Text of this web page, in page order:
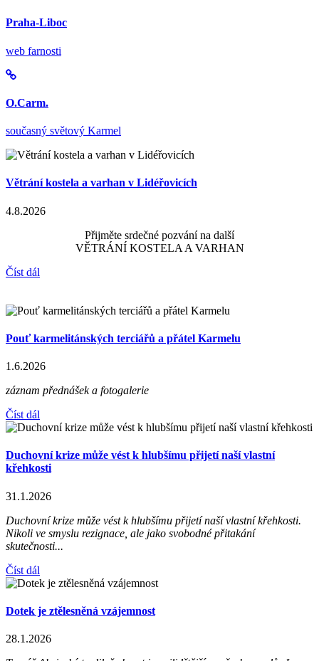
Praha-Liboc
web farnosti
O.Carm.
současný světový Karmel
Větrání kostela a varhan v Lidéřovicích
4.8.2026
Přijměte srdečné pozvání na další
VĚTRÁNÍ KOSTELA A VARHAN
Číst dál
Pouť karmelitánských terciářů a přátel Karmelu
1.6.2026
záznam přednášek a fotogalerie
Číst dál
Duchovní krize může vést k hlubšímu přijetí naší vlastní
křehkosti
31.1.2026
Duchovní krize může vést k hlubšímu přijetí naší vlastní křehkosti.
Nikoli ve smyslu rezignace, ale jako svobodné přitakání
skutečnosti...
Číst dál
Dotek je ztělesněná vzájemnost
28.1.2026